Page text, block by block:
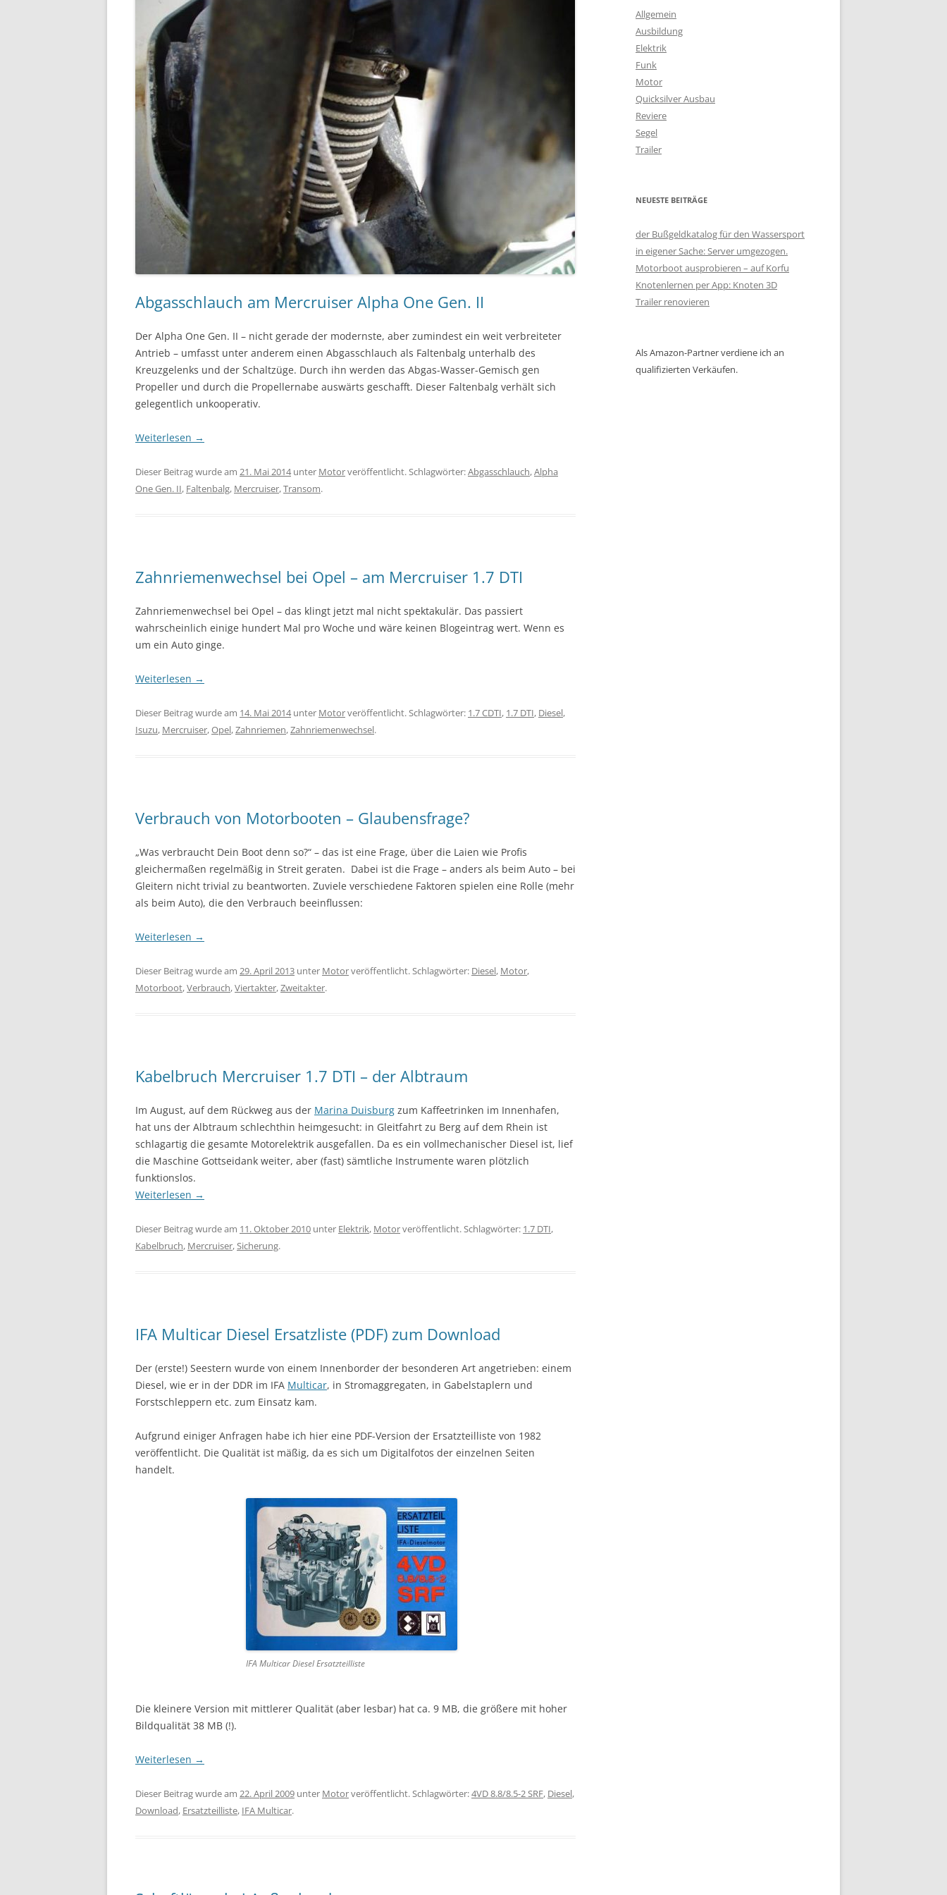
Abgasschlauch am Mercruiser Alpha One Gen. II
Der Alpha One Gen. II – nicht gerade der modernste, aber zumindest ein weit verbreiteter
Antrieb – umfasst unter anderem einen Abgasschlauch als Faltenbalg unterhalb des
Kreuzgelenks und der Schaltzüge. Durch ihn werden das Abgas-Wasser-Gemisch gen
Propeller und durch die Propellernabe auswärts geschafft. Dieser Faltenbalg verhält sich
gelegentlich unkooperativ.
Weiterlesen →
Dieser Beitrag wurde am 21. Mai 2014unter Motorveröffentlicht. Schlagwörter:Abgasschlauch,Alpha
One Gen. II, Faltenbalg, Mercruiser,Transom.
Zahnriemenwechsel bei Opel – am Mercruiser 1.7 DTI
Zahnriemenwechsel bei Opel – das klingt jetzt mal nicht spektakulär. Das passiert
wahrscheinlich einige hundert Mal pro Woche und wäre keinen Blogeintrag wert. Wenn es
um ein Auto ginge.
Weiterlesen →
Dieser Beitrag wurde am 14. Mai 2014unter Motorveröffentlicht. Schlagwörter: 1.7 CDTI, 1.7 DTI, Diesel,
Isuzu, Mercruiser,Opel,Zahnriemen,Zahnriemenwechsel.
Verbrauch von Motorbooten – Glaubensfrage?
„Was verbraucht Dein Boot denn so?“ – das ist eine Frage, über die Laien wie Profis
gleichermaßen regelmäßig in Streit geraten. Dabei ist die Frage – anders als beim Auto – bei
Gleitern nicht trivial zu beantworten. Zuviele verschiedene Faktoren spielen eine Rolle (mehr
als beim Auto), die den Verbrauch beeinflussen:
Weiterlesen →
Dieser Beitrag wurde am 29. April 2013 unter Motorveröffentlicht. Schlagwörter: Diesel, Motor,
Motorboot,Verbrauch,Viertakter,Zweitakter.
Kabelbruch Mercruiser 1.7 DTI – der Albtraum
Im August, auf dem Rückweg aus der Marina Duisburg zum Kaffeetrinken im Innenhafen,
hat uns der Albtraum schlechthin heimgesucht: in Gleitfahrt zu Berg auf dem Rhein ist
schlagartig die gesamte Motorelektrik ausgefallen. Da es ein vollmechanischer Diesel ist, lief
die Maschine Gottseidank weiter, aber (fast) sämtliche Instrumente waren plötzlich
funktionslos.
Weiterlesen →
Dieser Beitrag wurde am 11. Oktober 2010 unter Elektrik, Motorveröffentlicht. Schlagwörter: 1.7 DTI,
Kabelbruch, Mercruiser,Sicherung.
IFA Multicar Diesel Ersatzliste (PDF) zum Download
Der (erste!) Seestern wurde von einem Innenborder der besonderen Art angetrieben: einem
Diesel, wie er in der DDR im IFA Multicar, in Stromaggregaten, in Gabelstaplern und
Forstschleppern etc. zum Einsatz kam.
Aufgrund einiger Anfragen habe ich hier eine PDF-Version der Ersatzteilliste von 1982
veröffentlicht. Die Qualität ist mäßig, da es sich um Digitalfotos der einzelnen Seiten
handelt.
IFA Multicar Diesel Ersatzteilliste
Die kleinere Version mit mittlerer Qualität (aber lesbar) hat ca. 9 MB, die größere mit hoher
Bildqualität 38 MB (!).
Weiterlesen →
Dieser Beitrag wurde am 22. April 2009 unter Motorveröffentlicht. Schlagwörter:4VD 8.8/8.5-2 SRF, Diesel,
Download, Ersatzteilliste, IFA Multicar.
Allgemein
Ausbildung
Elektrik
Funk
Motor
Quicksilver Ausbau
Reviere
Segel
Trailer
NEUESTE BEITRÄGE
der Bußgeldkatalog für den Wassersport
in eigener Sache: Server umgezogen.
Motorboot ausprobieren – auf Korfu
Knotenlernen per App: Knoten 3D
Trailer renovieren
Als Amazon-Partner verdiene ich an
qualifizierten Verkäufen.